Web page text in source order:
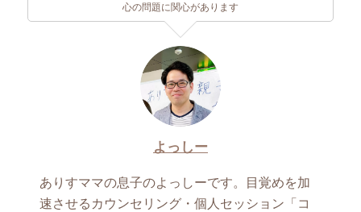
心の問題に関心があります
よっしー
ありすママの息子のよっしーです。目覚めを加
速させるカウンセリング・個人セッション「コ